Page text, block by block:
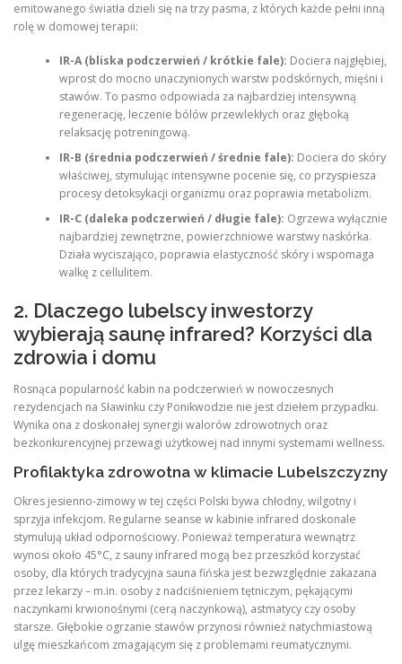
emitowanego światła dzieli się na trzy pasma, z których każde pełni inną
rolę w domowej terapii:
IR-A (bliska podczerwień / krótkie fale): Dociera najgłębiej,
wprost do mocno unaczynionych warstw podskórnych, mięśni i
stawów. To pasmo odpowiada za najbardziej intensywną
regenerację, leczenie bólów przewlekłych oraz głęboką
relaksację potreningową.
IR-B (średnia podczerwień / średnie fale): Dociera do skóry
właściwej, stymulując intensywne pocenie się, co przyspiesza
procesy detoksykacji organizmu oraz poprawia metabolizm.
IR-C (daleka podczerwień / długie fale): Ogrzewa wyłącznie
najbardziej zewnętrzne, powierzchniowe warstwy naskórka.
Działa wyciszająco, poprawia elastyczność skóry i wspomaga
walkę z cellulitem.
2. Dlaczego lubelscy inwestorzy
wybierają saunę infrared? Korzyści dla
zdrowia i domu
Rosnąca popularność kabin na podczerwień w nowoczesnych
rezydencjach na Sławinku czy Ponikwodzie nie jest dziełem przypadku.
Wynika ona z doskonałej synergii walorów zdrowotnych oraz
bezkonkurencyjnej przewagi użytkowej nad innymi systemami wellness.
Profilaktyka zdrowotna w klimacie Lubelszczyzny
Okres jesienno-zimowy w tej części Polski bywa chłodny, wilgotny i
sprzyja infekcjom. Regularne seanse w kabinie infrared doskonale
stymulują układ odpornościowy. Ponieważ temperatura wewnątrz
wynosi około 45°C, z sauny infrared mogą bez przeszkód korzystać
osoby, dla których tradycyjna sauna fińska jest bezwzględnie zakazana
przez lekarzy – m.in. osoby z nadciśnieniem tętniczym, pękającymi
naczynkami krwionośnymi (cerą naczynkową), astmatycy czy osoby
starsze. Głębokie ogrzanie stawów przynosi również natychmiastową
ulgę mieszkańcom zmagającym się z problemami reumatycznymi.